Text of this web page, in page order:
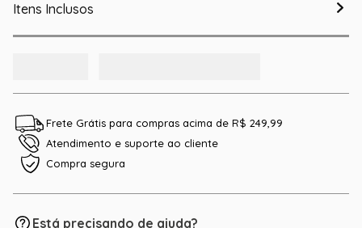
Itens Inclusos
Frete Grátis para compras acima de R$ 249,99
Atendimento e suporte ao cliente
Compra segura
Está precisando de ajuda?